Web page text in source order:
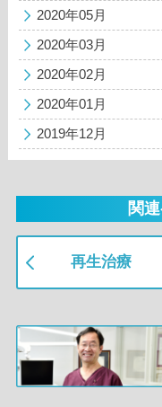
2020年05月
2020年03月
2020年02月
2020年01月
2019年12月
関
再生治療